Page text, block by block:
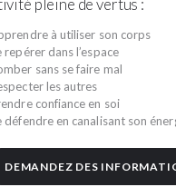
pleine de vertus :
à utiliser son corps
repérer dans l’espace
sans se faire mal
les autres
confiance en soi
défendre en canalisant son
DEMANDEZ DES